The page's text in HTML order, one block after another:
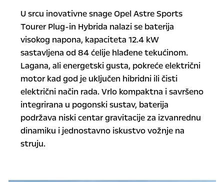
U srcu inovativne snage Opel Astre Sports
Tourer Plug-in Hybrida nalazi se baterija
visokog napona, kapaciteta 12.4 kW
sastavljena od 84 ćelije hlađene tekućinom.
Lagana, ali energetski gusta, pokreće električni
motor kad god je uključen hibridni ili čisti
električni način rada. Vrlo kompaktna i savršeno
integrirana u pogonski sustav, baterija
podržava niski centar gravitacije za izvanrednu
dinamiku i jednostavno iskustvo vožnje na
struju.